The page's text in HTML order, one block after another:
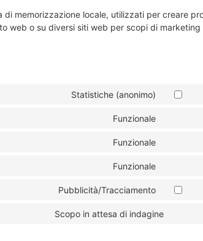
memorizzazione locale, utilizzati per creare
web o su diversi siti web per scopi di marketing
Statistiche (anonimo)
Funzionale
Funzionale
Funzionale
Pubblicità/Tracciamento
Scopo in attesa di indagine